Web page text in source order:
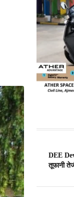
DEE
तूफानी